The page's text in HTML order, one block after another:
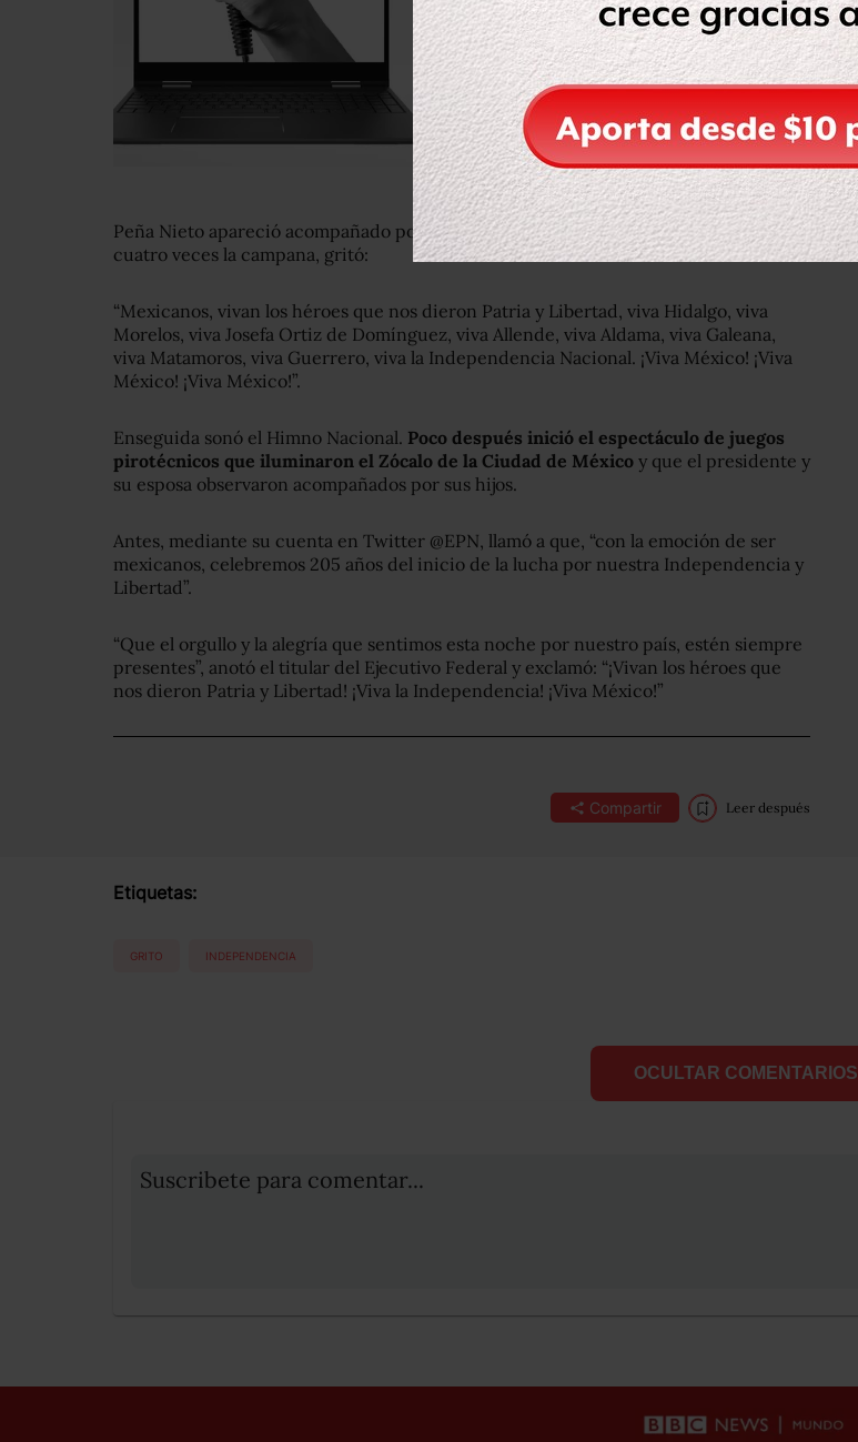
Peña Nieto apareció acompañado por su esposa Angélica Rivera de Peña y, tras tocar
cuatro veces la campana, gritó:
“Mexicanos, vivan los héroes que nos dieron Patria y Libertad, viva Hidalgo, viva
Morelos, viva Josefa Ortiz de Domínguez, viva Allende, viva Aldama, viva Galeana,
viva Matamoros, viva Guerrero, viva la Independencia Nacional. ¡Viva México! ¡Viva
México! ¡Viva México!”.
Enseguida sonó el Himno Nacional. Poco después inició el espectáculo de juegos
pirotécnicos que iluminaron el Zócalo de la Ciudad de México y que el presidente y
su esposa observaron acompañados por sus hijos.
Antes, mediante su cuenta en Twitter @EPN, llamó a que, “con la emoción de ser
mexicanos, celebremos 205 años del inicio de la lucha por nuestra Independencia y
Libertad”.
“Que el orgullo y la alegría que sentimos esta noche por nuestro país, estén siempre
presentes”, anotó el titular del Ejecutivo Federal y exclamó: “¡Vivan los héroes que
nos dieron Patria y Libertad! ¡Viva la Independencia! ¡Viva México!”
Compartir Leer después
Etiquetas:
GRITO INDEPENDENCIA
OCULTAR COMENTARIOS
Suscribete para comentar...